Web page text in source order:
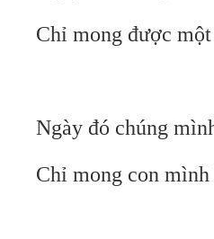
Chỉ mong được
Ngày đó chúng
Chỉ mong con